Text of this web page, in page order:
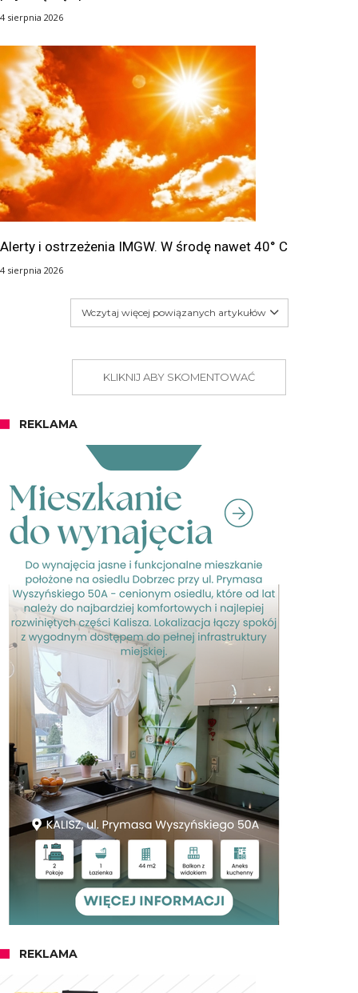
4 sierpnia 2026
Alerty i ostrzeżenia IMGW. W środę nawet 40° C
4 sierpnia 2026
Wczytaj więcej powiązanych artykułów
KLIKNIJ ABY SKOMENTOWAĆ
REKLAMA
REKLAMA